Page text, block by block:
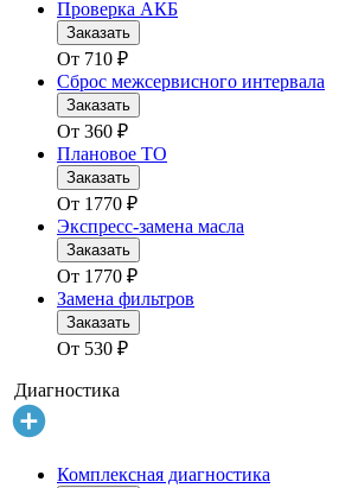
Проверка АКБ
Заказать
От 710 ₽
Сброс межсервисного интервала
Заказать
От 360 ₽
Плановое ТО
Заказать
От 1770 ₽
Экспресс-замена масла
Заказать
От 1770 ₽
Замена фильтров
Заказать
От 530 ₽
Диагностика
Комплексная диагностика